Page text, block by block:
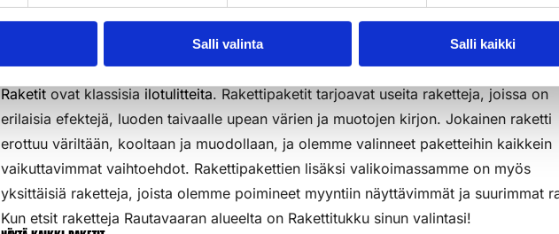
Salli valinta Salli kaikki
Raketit ovat klassisia ilotulitteita. Rakettipaketit tarjoavat useita raketteja, joissa on
erilaisia efektejä, luoden taivaalle upean värien ja muotojen kirjon. Jokainen raketti
erottuu väriltään, kooltaan ja muodollaan, ja olemme valinneet paketteihin kaikkein
vaikuttavimmat vaihtoehdot. Rakettipakettien lisäksi valikoimassamme on myös
yksittäisiä raketteja, joista olemme poimineet myyntiin näyttävimmät ja suurimmat
Kun etsit raketteja Rautavaaran alueelta on Rakettitukku sinun valintasi!